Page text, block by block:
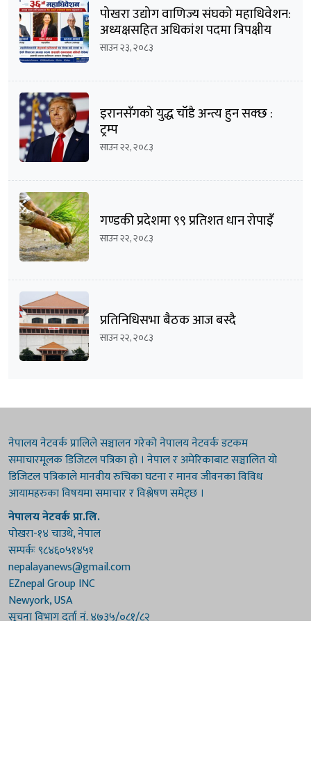
पोखरा उद्योग वाणिज्य संघको महाधिवेशन:
अध्यक्षसहित अधिकांश पदमा त्रिपक्षीय
भिडन्तको सम्भावना
साउन २३, २०८३
इरानसँगको युद्ध चाँडै अन्त्य हुन सक्छ :
ट्रम्प
साउन २२, २०८३
गण्डकी प्रदेशमा ९९ प्रतिशत धान रोपाइँ
साउन २२, २०८३
प्रतिनिधिसभा बैठक आज बस्दै
साउन २२, २०८३
नेपालय नेटवर्क प्रालिले सञ्चालन गरेको नेपालय नेटवर्क डटकम
समाचारमूलक डिजिटल पत्रिका हो । नेपाल र अमेरिकाबाट सञ्चालित यो
डिजिटल पत्रिकाले मानवीय रुचिका घटना र मानव जीवनका विविध
आयामहरुका विषयमा समाचार र विश्लेषण समेट्छ ।
नेपालय नेटवर्क प्रा.लि.
पोखरा-१४ चाउथे, नेपाल
सम्पर्कः ९८४६०५१४५१
nepalayanews@gmail.com
EZnepal Group INC
Newyork, USA
सूचना विभाग दर्ता नं. ४७३५/०८१/८२